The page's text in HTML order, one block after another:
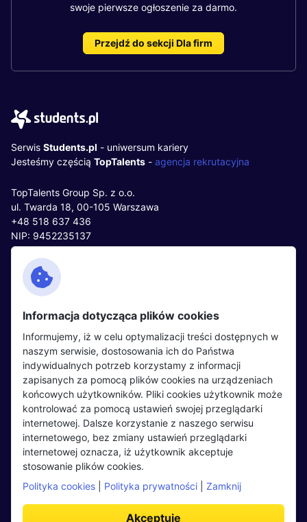
swoje pierwsze ogłoszenie za darmo.
Przejdź do sekcji Dla firm
Serwis Students.pl - uniwersum kariery
Jesteśmy częścią TopTalents - agencja rekrutacyjna
TopTalents Group Sp. z o.o.
ul. Twarda 18, 00-105 Warszawa
+48 518 637 436
NIP: 9452235137
Kontakt
Facebook
Twitter
LinkedIn
Partnerzy
Wydarzenia
Kandydaci
Regulamin kandydata
Oferty pracy
Pracodawcy
Opinie o pracodawcach
Blog
Pracodawcy
Regulamin pracodawcy
Dodaj ogłoszenie
Informacja dotycząca plików cookies
Informujemy, iż w celu optymalizacji treści dostępnych w
naszym serwisie, dostosowania ich do Państwa
indywidualnych potrzeb korzystamy z informacji
zapisanych za pomocą plików cookies na urządzeniach
końcowych użytkowników. Pliki cookies użytkownik może
kontrolować za pomocą ustawień swojej przeglądarki
internetowej. Dalsze korzystanie z naszego serwisu
internetowego, bez zmiany ustawień przeglądarki
internetowej oznacza, iż użytkownik akceptuje
stosowanie plików cookies.
Polityka cookies
Polityka prywatności Zamknij
Akceptuję